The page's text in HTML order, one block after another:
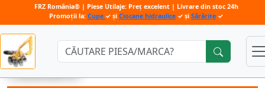
Căutare:
FRZ România® | Piese Utilaje: Preț excelent | Livrare din stoc 24h
Promoții la: Cupe ✓ și Ciocane hidraulice ✓ și Sărărițe ✓